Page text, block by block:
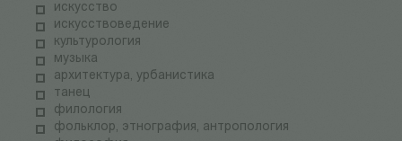
искусство
искусствоведение
культурология
музыка
архитектура, урбанистика
танец
филология
фольклор, этнография, антропология